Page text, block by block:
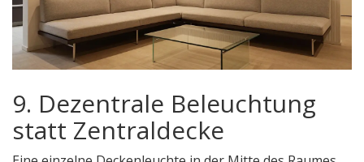
9. Dezentrale Beleuchtung
statt Zentraldecke